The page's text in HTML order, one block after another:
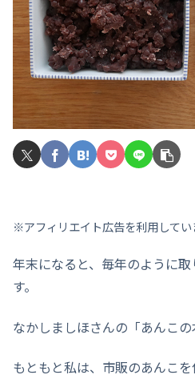
※アフィリエイト広告を利用してい
年末になると、毎年のように
す。
なかしましほさんの「あんこの
もともと私は、市販のあんこ